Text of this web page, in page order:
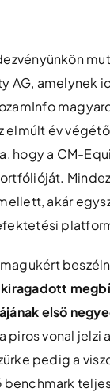
AG, amelynek
elmúlt év
hogy a CM-
akár
első
piros vonal jelzi
pedig a